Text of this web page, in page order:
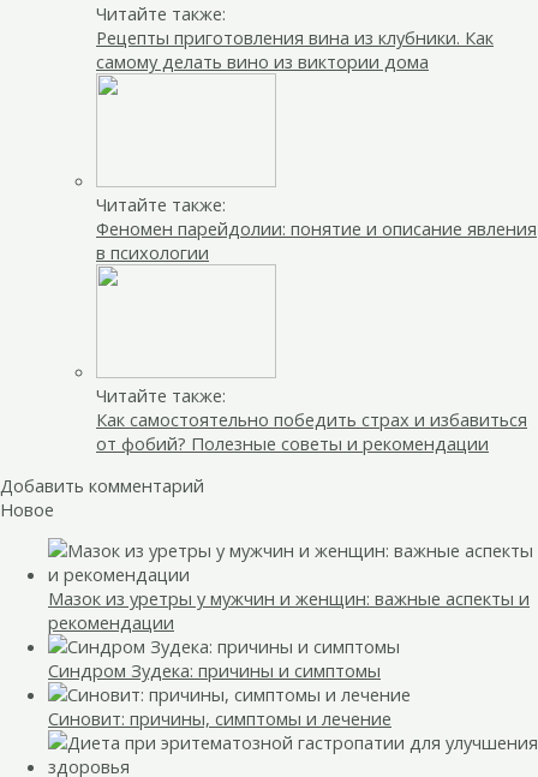
Читайте также:
Рецепты приготовления вина из клубники. Как
самому делать вино из виктории дома
Читайте также:
Феномен парейдолии: понятие и описание явления
в психологии
Читайте также:
Как самостоятельно победить страх и избавиться
от фобий? Полезные советы и рекомендации
Добавить комментарий
Новое
Мазок из уретры у мужчин и женщин: важные аспекты и
рекомендации
Синдром Зудека: причины и симптомы
Синовит: причины, симптомы и лечение